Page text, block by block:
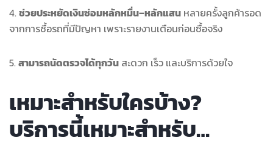
4. ช่วยประหยัดเงินซ่อมหลักหมื่น–หลักแสน หลายครั้งลูกค้ารอด
จากการซื้อรถที่มีปัญหา เพราะรายงานเตือนก่อนซื้อจริง
5. สามารถนัดตรวจได้ทุกวัน สะดวก เร็ว และบริการด้วยใจ
เหมาะสำหรับใครบ้าง?
บริการนี้เหมาะสำหรับ…